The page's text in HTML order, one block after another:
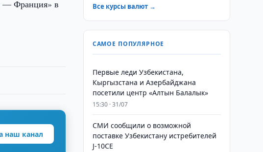
— Франция» в
наш канал
Все курсы валют →
САМОЕ ПОПУЛЯРНОЕ
Первые леди Узбекистана,
Кыргызстана и Азербайджана
посетили центр «Алтын Балалык»
15:30 · 31/07
СМИ сообщили о возможной
поставке Узбекистану истребителей
J-10CE